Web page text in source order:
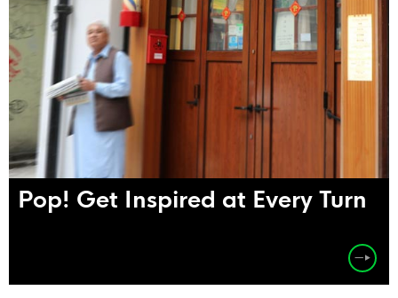
Pop! Get Inspired at Every Turn